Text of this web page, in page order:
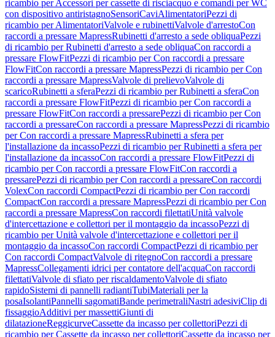
ricambio per Accessori per cassette di risciacquo e comandi per WC
con dispositivo antiristagnoSensoriCaviAlimentatoriPezzi di
ricambio per AlimentatoriValvole e rubinettiValvole d'arrestoCon
raccordi a pressare MapressRubinetti d'arresto a sede obliquaPezzi
di ricambio per Rubinetti d'arresto a sede obliquaCon raccordi a
pressare FlowFitPezzi di ricambio per Con raccordi a pressare
FlowFitCon raccordi a pressare MapressPezzi di ricambio per Con
raccordi a pressare MapressValvole di prelievoValvole di
scaricoRubinetti a sferaPezzi di ricambio per Rubinetti a sferaCon
raccordi a pressare FlowFitPezzi di ricambio per Con raccordi a
pressare FlowFitCon raccordi a pressarePezzi di ricambio per Con
raccordi a pressareCon raccordi a pressare MapressPezzi di ricambio
per Con raccordi a pressare MapressRubinetti a sfera per
l'installazione da incassoPezzi di ricambio per Rubinetti a sfera per
l'installazione da incassoCon raccordi a pressare FlowFitPezzi di
ricambio per Con raccordi a pressare FlowFitCon raccordi a
pressarePezzi di ricambio per Con raccordi a pressareCon raccordi
VolexCon raccordi CompactPezzi di ricambio per Con raccordi
CompactCon raccordi a pressare MapressPezzi di ricambio per Con
raccordi a pressare MapressCon raccordi filettatiUnità valvole
d'intercettazione e collettori per il montaggio da incassoPezzi di
ricambio per Unità valvole d'intercettazione e collettori per il
montaggio da incassoCon raccordi CompactPezzi di ricambio per
Con raccordi CompactValvole di ritegnoCon raccordi a pressare
MapressCollegamenti idrici per contatore dell'acquaCon raccordi
filettatiValvole di sfiato per riscaldamentoValvole di sfiato
rapidoSistemi di pannelli radiantiTubiMateriali per la
posaIsolantiPannelli sagomatiBande perimetraliNastri adesiviClip di
fissaggioAdditivi per massettiGiunti di
dilatazioneReggicurveCassette da incasso per collettoriPezzi di
ricambio per Cassette da incasso per collettoriCassette da incasso per